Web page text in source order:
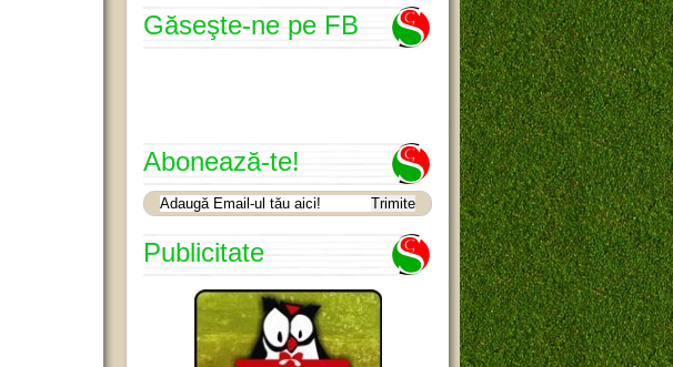
Găseşte-ne pe FB
Abonează-te!
Publicitate